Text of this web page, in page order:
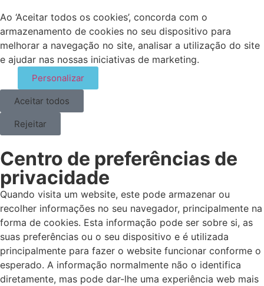
Ao ‘Aceitar todos os cookies’, concorda com o
armazenamento de cookies no seu dispositivo para
melhorar a navegação no site, analisar a utilização do site
e ajudar nas nossas iniciativas de marketing.
Personalizar
Aceitar todos
Rejeitar
Centro de preferências de
privacidade
Quando visita um website, este pode armazenar ou
recolher informações no seu navegador, principalmente na
forma de cookies. Esta informação pode ser sobre si, as
suas preferências ou o seu dispositivo e é utilizada
principalmente para fazer o website funcionar conforme o
esperado. A informação normalmente não o identifica
diretamente, mas pode dar-lhe uma experiência web mais